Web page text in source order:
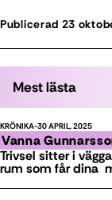
Publicerad 23
Mest lästa
KRÖNIKA 30 APRIL, 2025
Vanna
Trivsel sitter i
rum som får dina